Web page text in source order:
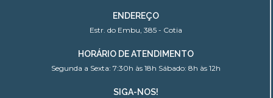
ENDEREÇO
Estr. do Embu, 385 - Cotia
HORÁRIO DE ATENDIMENTO
Segunda a Sexta: 7:30h às 18h Sábado: 8h às 12h
SIGA-NOS!